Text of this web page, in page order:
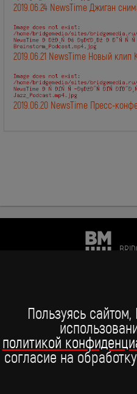
Пользуясь
политикой
согласие на
2019.06.24 NewsTime Джиган
2019.06.21 NewsTime Новый
2019.06.20 NewsTime Пресс-
Telegram
Telegram